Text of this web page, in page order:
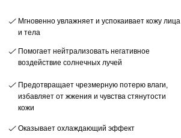
Мгновенно увлажняет и успокаивает кожу лица
и тела
Помогает нейтрализовать негативное
воздействие солнечных лучей
Предотвращает чрезмерную потерю влаги,
избавляет от жжения и чувства стянутости
кожи
Оказывает охлаждающий эффект